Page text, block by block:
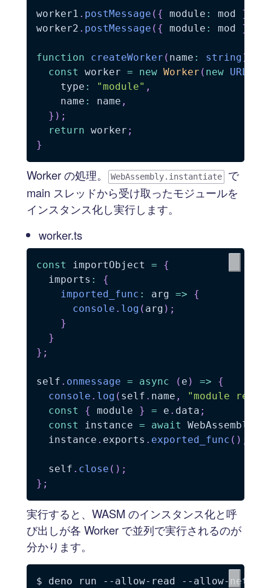
worker1 . postMessage ( { module : mod }
worker2 . postMessage ( { module : mod }
function createWorker ( name : string )
const
worker = new Worker ( new URL
    type
: "module" ,
    name
: name ,
} ) ;
return worker ;
}
Worker の処理。 WebAssembly.instantiate
で
main スレッドから受け取ったモジュールを
インスタンス化し実行します。
worker.ts
const importObject =
{
  imports
:
{
imported_func : arg =>
{
console . log ( arg ) ;
}
}
} ;
self . onmessage = async ( e ) =>
{
console . log ( self . name ,
"module
const
{ module } = e . data ;
const
instance = await WebAssembly
  instance
. exports . exported_func ( ) ;
  self
. close ( ) ;
} ;
実行すると、WASM のインスタンス化と呼
び出しが各 Worker で並列で実行されるのが
分かります。
$ deno run --allow-read --allow-net